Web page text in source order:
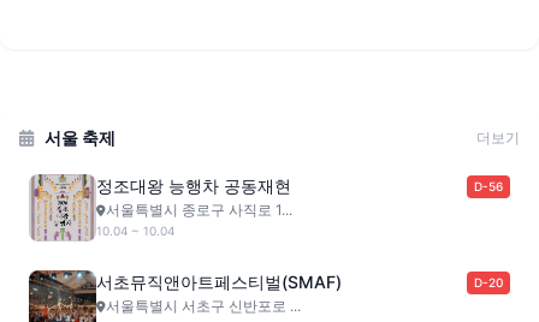
서울 축제 더보기
정조대왕 능행차 공동재현 D-56
서울특별시 종로구 사직로 1...
10.04 ~ 10.04
서초뮤직앤아트페스티벌(SMAF) D-20
서울특별시 서초구 신반포로 ...